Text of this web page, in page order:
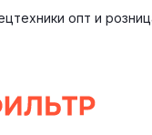
опт и